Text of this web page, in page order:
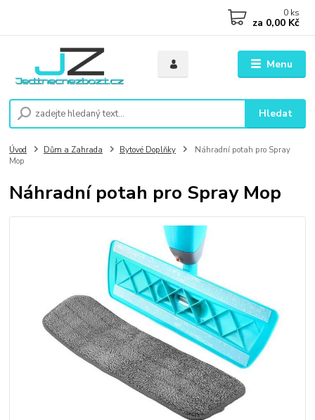
Menu
Hledat
0 ks
za 0,00 Kč
Úvod Dům a Zahrada Bytové Doplňky
Náhradní potah pro Spray
Mop
Náhradní potah pro Spray Mop